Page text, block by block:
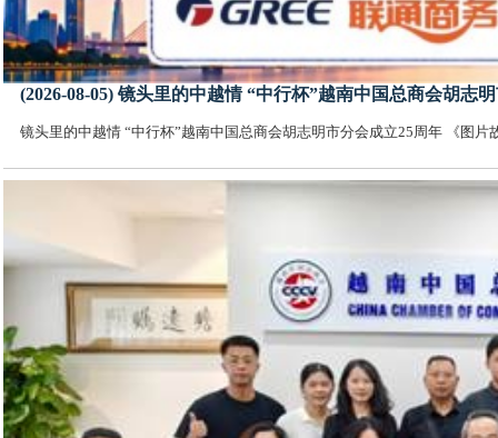
(2026-08-05) 镜头里的中越情 “中行杯”越南中国总商会胡志
镜头里的中越情 “中行杯”越南中国总商会胡志明市分会成立25周年 《图